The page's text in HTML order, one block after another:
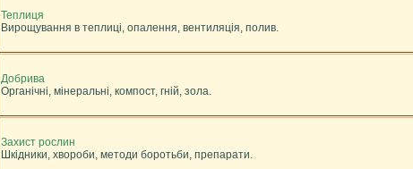
Теплиця
Вирощування в теплиці, опалення, вентиляція, полив.
Добрива
Органічні, мінеральні, компост, гній, зола.
Захист рослин
Шкідники, хвороби, методи боротьби, препарати.